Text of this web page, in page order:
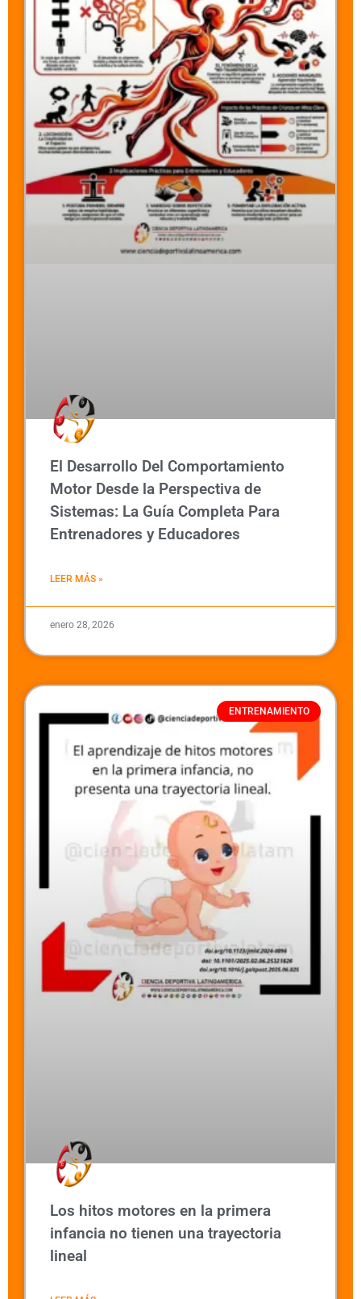
El Desarrollo Del Comportamiento
Motor Desde la Perspectiva de
Sistemas: La Guía Completa Para
Entrenadores y Educadores
LEER MÁS »
enero 28, 2026
ENTRENAMIENTO
Los hitos motores en la primera
infancia no tienen una trayectoria
lineal